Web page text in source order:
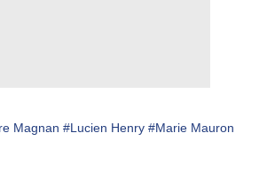
Magnan #Lucien Henry #Marie Mauron